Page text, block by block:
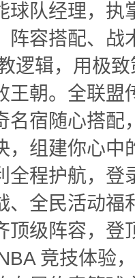
球队经理，执
阵容搭配、战
逻辑，用极
王朝。全联盟
名宿随心搭配
，组建你心中
全程护航，登
、全民活动福
顶级阵容，登
竞技体验